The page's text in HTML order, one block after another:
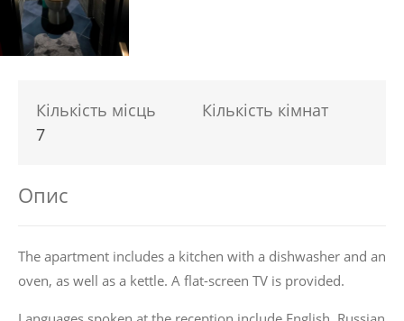
Кількість місць
7
Кількість кімнат
Опис
The apartment includes a kitchen with a dishwasher and an
oven, as well as a kettle. A flat-screen TV is provided.